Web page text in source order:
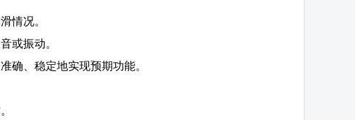
情况。
或振动。
确、稳定地实现预期功能。